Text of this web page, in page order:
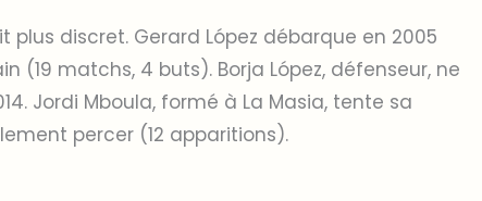
plus discret. Gerard López débarque en 2005
(19 matchs, 4 buts). Borja López, défenseur, ne
Jordi Mboula, formé à La Masia, tente sa
percer (12 apparitions).